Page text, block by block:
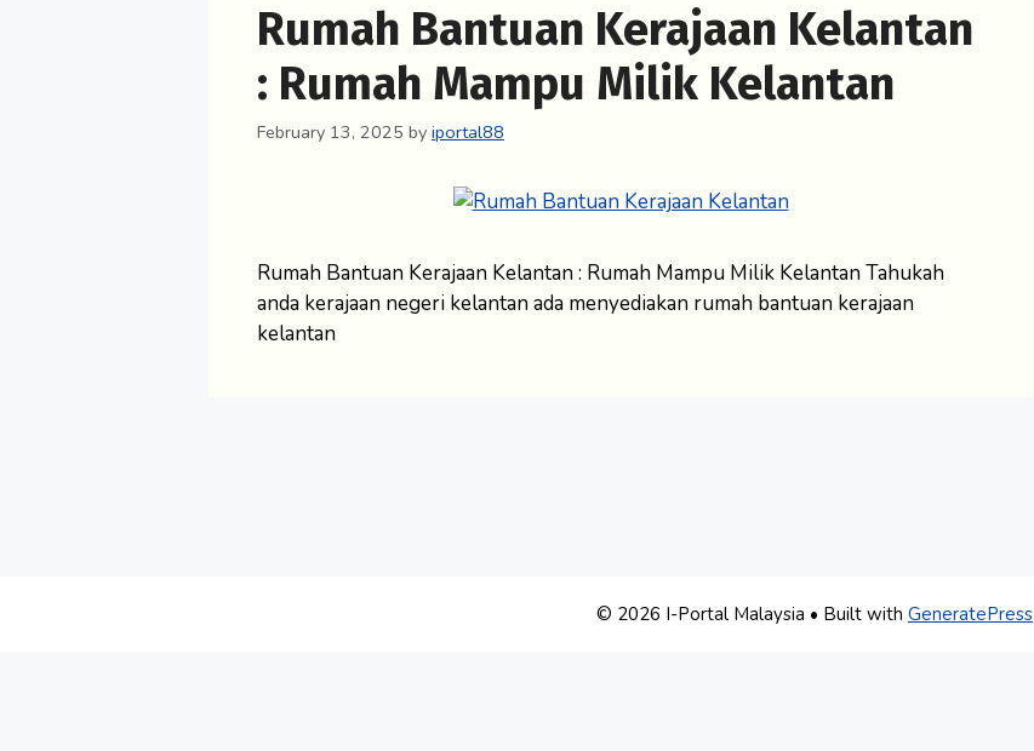
Rumah Bantuan Kerajaan Kelantan
: Rumah Mampu Milik Kelantan
February 13, 2025 by iportal88
Rumah Bantuan Kerajaan Kelantan : Rumah Mampu Milik Kelantan Tahukah
anda kerajaan negeri kelantan ada menyediakan rumah bantuan kerajaan
kelantan
© 2026 I-Portal Malaysia • Built with GeneratePress